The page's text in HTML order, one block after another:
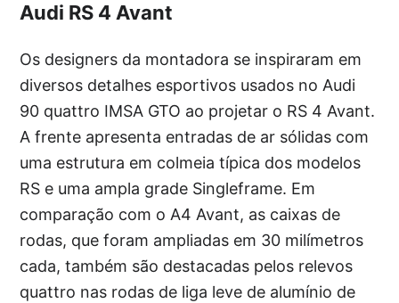
Audi RS 4 Avant
Os designers da montadora se inspiraram em
diversos detalhes esportivos usados no Audi
90 quattro IMSA GTO ao projetar o RS 4 Avant.
A frente apresenta entradas de ar sólidas com
uma estrutura em colmeia típica dos modelos
RS e uma ampla grade Singleframe. Em
comparação com o A4 Avant, as caixas de
rodas, que foram ampliadas em 30 milímetros
cada, também são destacadas pelos relevos
quattro nas rodas de liga leve de alumínio de